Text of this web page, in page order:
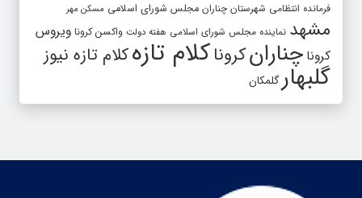
فرمانده انتظامی شهرستان چناران مجلس شورای اسلامی مسکن مهر
مشهد نماینده مجلس شورای اسلامی هفته دولت واکسن کرونا ویروس
کرونا چنارانکروناکلام تازهکلام تازه نیوز
گلبهارگلمکان